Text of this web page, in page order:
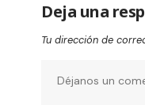
Deja una
Tu dirección de